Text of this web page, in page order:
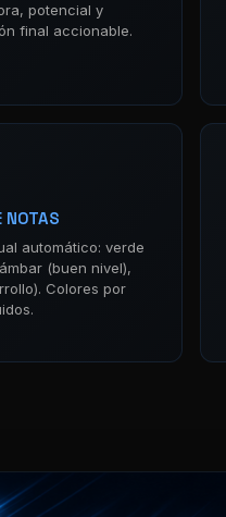
potencial y
final accionable.
NOTAS
automático: verde
(buen nivel),
Colores por